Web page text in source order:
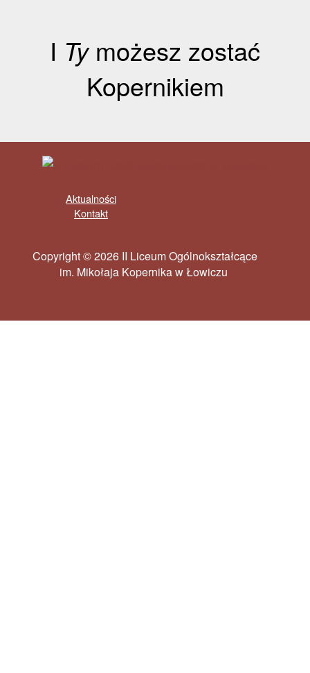
I Tymożesz zostać
Kopernikiem
Aktualności
Kontakt
Copyright © 2026 II Liceum Ogólnokształcące
im. Mikołaja Kopernika w Łowiczu